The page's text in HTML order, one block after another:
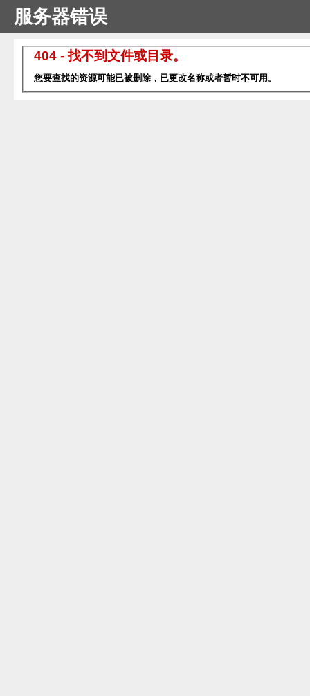
服务器错误
404 - 找不到文件或目录。
您要查找的资源可能已被删除，已更改名称或者暂时不可用。